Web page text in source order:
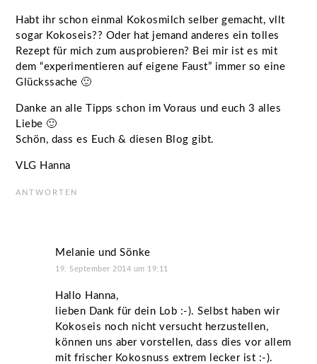
Habt ihr schon einmal Kokosmilch selber gemacht, vllt
sogar Kokoseis?? Oder hat jemand anderes ein tolles
Rezept für mich zum ausprobieren? Bei mir ist es mit
dem “experimentieren auf eigene Faust” immer so eine
Glückssache 🙂
Danke an alle Tipps schon im Voraus und euch 3 alles
Liebe 🙂
Schön, dass es Euch & diesen Blog gibt.
VLG Hanna
ANTWORTEN
Melanie und Sönke
19. September 2014 um 19:11
Hallo Hanna,
lieben Dank für dein Lob :-). Selbst haben wir
Kokoseis noch nicht versucht herzustellen,
können uns aber vorstellen, dass dies vor allem
mit frischer Kokosnuss extrem lecker ist :-).